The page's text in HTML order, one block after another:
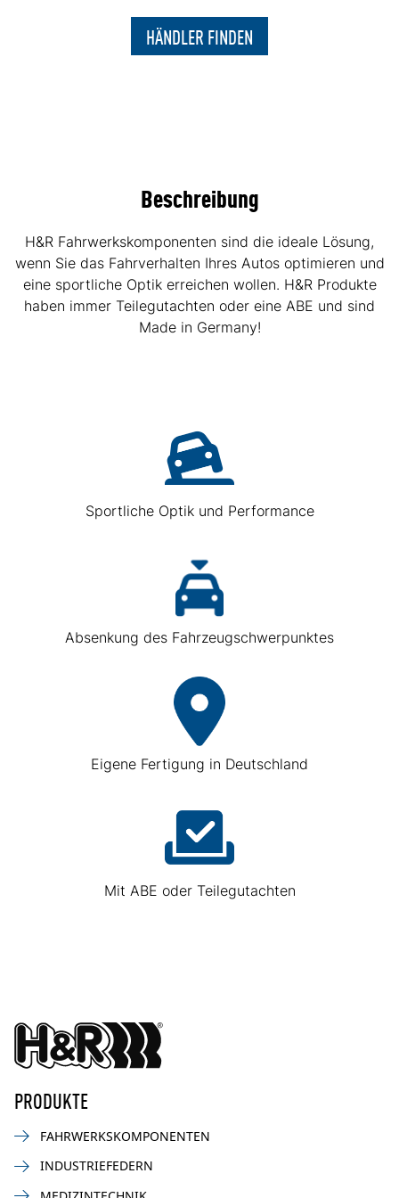
HÄNDLER FINDEN
Beschreibung
H&R Fahrwerkskomponenten sind die ideale Lösung,
wenn Sie das Fahrverhalten Ihres Autos optimieren und
eine sportliche Optik erreichen wollen. H&R Produkte
haben immer Teilegutachten oder eine ABE und sind
Made in Germany!
Sportliche Optik und Performance
Absenkung des Fahrzeugschwerpunktes
Eigene Fertigung in Deutschland
Mit ABE oder Teilegutachten
PRODUKTE
FAHRWERKSKOMPONENTEN
INDUSTRIEFEDERN